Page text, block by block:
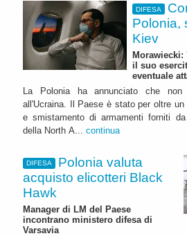
DIFESA
Polonia,
Kiev
Morawiecki:
il suo
eventuale
La Polonia ha annunciato che non
all'Ucraina. Il Paese è stato per oltre
e smistamento di armamenti forniti
della North A... continua
DIFESA
Polonia valuta
acquisto elicotteri Black
Hawk
Manager di LM del Paese
incontrano ministero difesa di
Varsavia